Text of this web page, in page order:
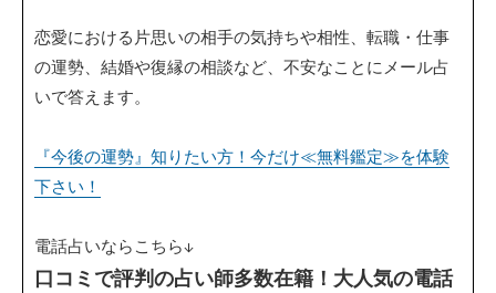
恋愛における片思いの相手の気持ちや相性、転職・仕事
の運勢、結婚や復縁の相談など、不安なことにメール占
いで答えます。
『今後の運勢』知りたい方！今だけ≪無料鑑定≫を体験
下さい！
電話占いならこちら↓
口コミで評判の占い師多数在籍！大人気の電話